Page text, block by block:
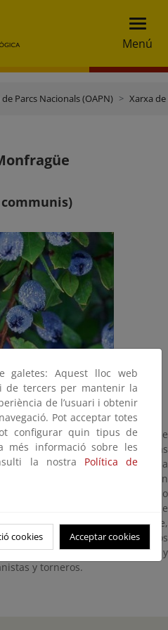
Menú
Parcs Nacionals (OAPN) Xarxa
que desprenden un agradable
Sus frutos son unas bayas
mitología clásica, cuando nació la
protegió detrás de un mirto. En
en jardinería y en este sentido
Arrayanes de la Alhambra de
se ha utilizado como astringente,
Por su riqueza en taninos
pieles, y su madera, dura y
y torneros.
galetes: Aquest lloc web
de tercers per mantenir la
de l’usuari i obtenir
Pot acceptar totes
configurar quin tipus de
més informació sobre les
la nostra Política de
cookies Acceptar cookies